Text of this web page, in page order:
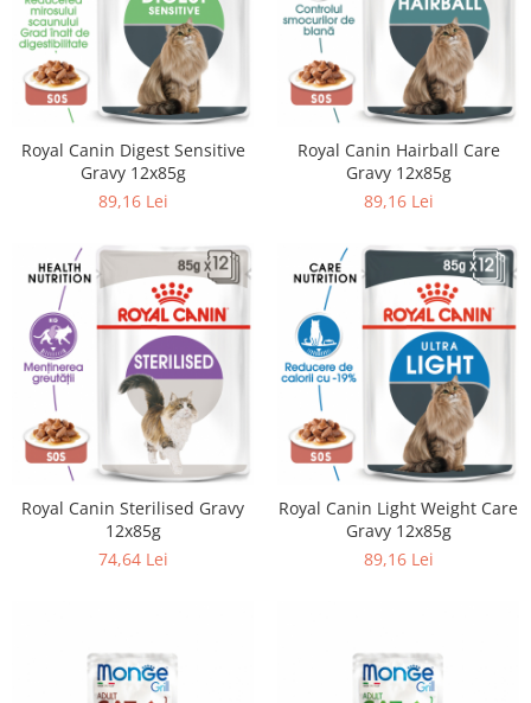
Royal Canin Digest Sensitive
Gravy 12x85g
89,16 Lei
Royal Canin Hairball Care
Gravy 12x85g
89,16 Lei
Royal Canin Sterilised Gravy
12x85g
74,64 Lei
Royal Canin Light Weight Care
Gravy 12x85g
89,16 Lei